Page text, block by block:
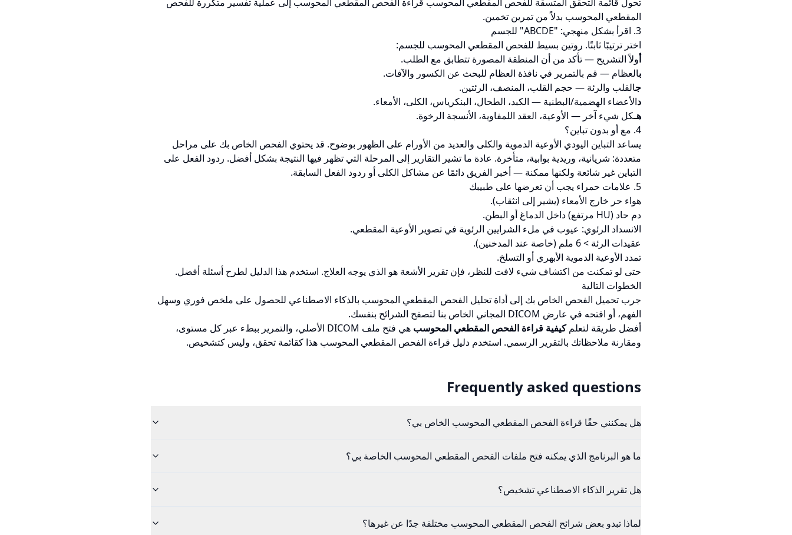
المقطعي المحوسب بدلاً من تمرين تخمين.
3. اقرأ بشكل منهجي: "ABCDE" للجسم
اختر ترتيبًا ثابتًا. روتين بسيط للفحص المقطعي المحوسب للجسم:
أولاً التشريح — تأكد من أن المنطقة المصورة تتطابق مع الطلب.
بالعظام — قم بالتمرير في نافذة العظام للبحث عن الكسور والآفات.
جالقلب والرئة — حجم القلب، المنصف، الرئتين.
دالأعضاء الهضمية/البطنية — الكبد، الطحال، البنكرياس، الكلى، الأمعاء.
هـكل شيء آخر — الأوعية، العقد اللمفاوية، الأنسجة الرخوة.
4. مع أو بدون تباين؟
يساعد التباين اليودي الأوعية الدموية والكلى والعديد من الأورام على الظهور بوضوح. قد يحتوي الفحص الخاص بك على مراحل
متعددة: شريانية، وريدية بوابية، متأخرة. عادة ما تشير التقارير إلى المرحلة التي تظهر فيها النتيجة بشكل أفضل. ردود الفعل على
التباين غير شائعة ولكنها ممكنة — أخبر الفريق دائمًا عن مشاكل الكلى أو ردود الفعل السابقة.
5. علامات حمراء يجب أن تعرضها على طبيبك
هواء حر خارج الأمعاء (يشير إلى انثقاب).
دم حاد (HU مرتفع) داخل الدماغ أو البطن.
الانسداد الرئوي: عيوب في ملء الشرايين الرئوية في تصوير الأوعية المقطعي.
عقيدات الرئة > 6 ملم (خاصة عند المدخنين).
تمدد الأوعية الدموية الأبهري أو التسلخ.
حتى لو تمكنت من اكتشاف شيء لافت للنظر، فإن تقرير الأشعة هو الذي يوجه العلاج. استخدم هذا الدليل لطرح أسئلة أفضل.
الخطوات التالية
جرب تحميل الفحص الخاص بك إلى أداة تحليل الفحص المقطعي المحوسب بالذكاء الاصطناعي للحصول على ملخص فوري وسهل
الفهم، أو افتحه في عارض DICOM المجاني
الخاص بنا لتصفح الشرائح بنفسك.
أفضل طريقة لتعلمكيفية قراءة الفحص المقطعي المحوسب
هي فتح ملف DICOM الأصلي، والتمرير ببطء عبر كل مستوى،
ومقارنة ملاحظاتك بالتقرير الرسمي. استخدم دليل قراءة الفحص المقطعي المحوسب هذا كقائمة تحقق، وليس كتشخيص.
Frequently asked questions
هل يمكنني حقًا قراءة الفحص المقطعي المحوسب الخاص بي؟
ما هو البرنامج الذي يمكنه فتح ملفات الفحص المقطعي المحوسب الخاصة بي؟
هل تقرير الذكاء الاصطناعي تشخيص؟
لماذا تبدو بعض شرائح الفحص المقطعي المحوسب مختلفة جدًا عن غيرها؟